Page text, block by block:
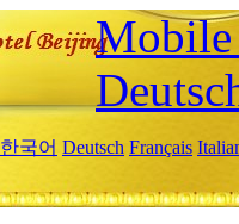
Mobile
한국어 Deutsch Français